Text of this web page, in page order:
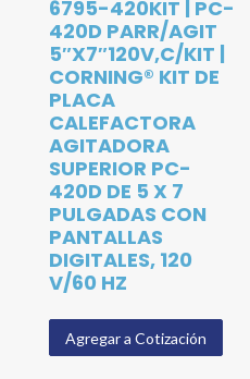
6795-420KIT | PC-
420D PARR/AGIT
5″X7″120V,C/KIT |
CORNING® KIT DE
PLACA
CALEFACTORA
AGITADORA
SUPERIOR PC-
420D DE 5 X 7
PULGADAS CON
PANTALLAS
DIGITALES, 120
V/60 HZ
Agregar a Cotización